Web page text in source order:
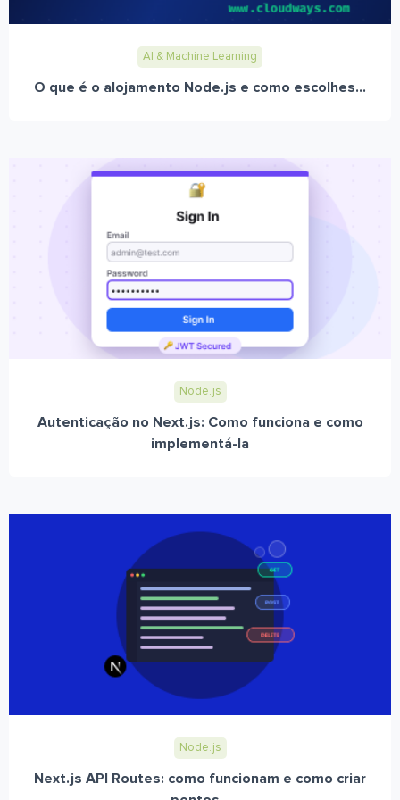
AI & Machine Learning
O que é o alojamento Node.js e como escolhes...
Node.js
Autenticação no Next.js: Como funciona e como
implementá-la
Node.js
Next.js API Routes: como funcionam e como criar